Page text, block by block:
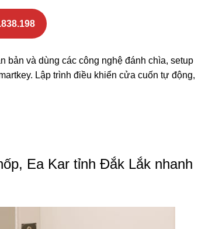
bản và dùng các công nghệ đánh chìa, setup
Lập trình điều khiển cửa cuốn tự động,
Ea Kar tỉnh Đắk Lắk nhanh